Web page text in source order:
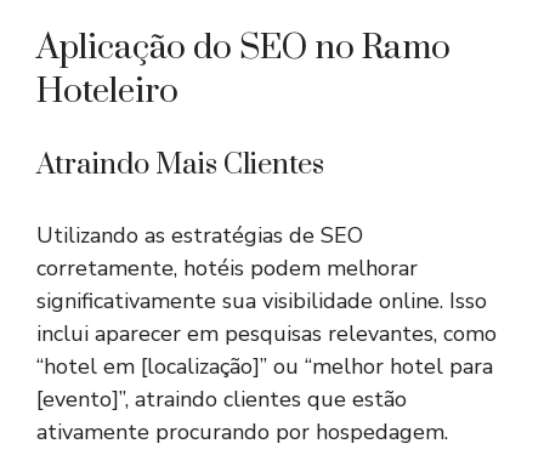
Aplicação do SEO no Ramo
Hoteleiro
Atraindo Mais Clientes
Utilizando as estratégias de SEO
corretamente, hotéis podem melhorar
significativamente sua visibilidade online. Isso
inclui aparecer em pesquisas relevantes, como
“hotel em [localização]” ou “melhor hotel para
[evento]”, atraindo clientes que estão
ativamente procurando por hospedagem.